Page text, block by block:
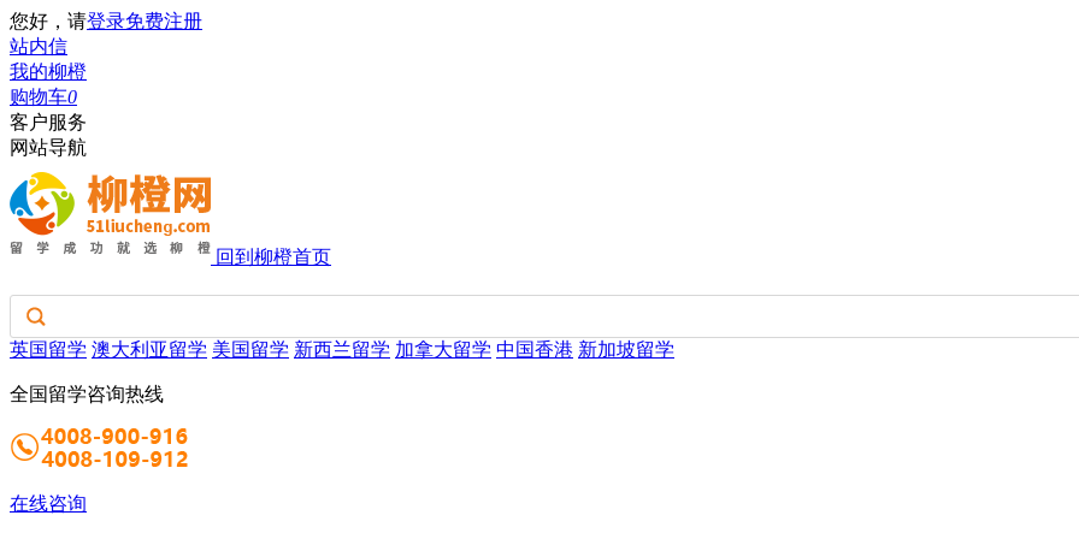
您好，请登录免费注册
站内信
我的柳橙
购物车0
客户服务
网站导航
回到柳橙首页
英国留学 澳大利亚留学 美国留学 新西兰留学 加拿大留学 中国香港 新加坡留学
全国留学咨询热线
在线咨询